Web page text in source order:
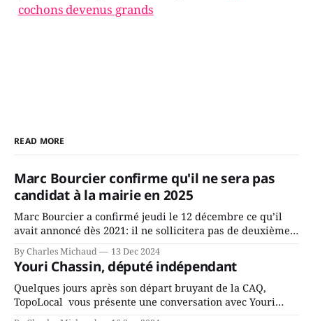
cochons devenus grands
READ MORE
Marc Bourcier confirme qu'il ne sera pas
candidat à la mairie en 2025
Marc Bourcier a confirmé jeudi le 12 décembre ce qu’il
avait annoncé dès 2021: il ne sollicitera pas de deuxième
fait l’annonce en s’adressant aux employés de la ville,
rassemblés en soirée pour leur traditionnel souper
By Charles Michaud 13 Dec 2024
Youri Chassin, député indépendant
Quelques jours après son départ bruyant de la CAQ,
TopoLocal vous présente une conversation avec Youri